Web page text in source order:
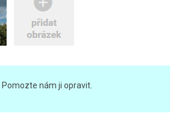
Pomozte nám ji opravit.